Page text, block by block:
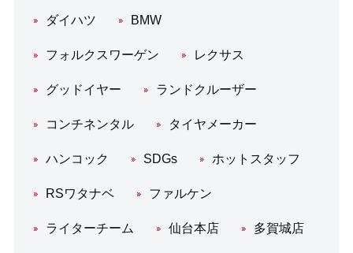
ダイハツ BMW
フォルクスワーゲン レクサス
グッドイヤー ランドクルーザー
コンチネンタル タイヤメーカー
ハンコック SDGs ホットスタッフ
RSワタナベ ファルケン
ライターチーム 仙台本店 多賀城店